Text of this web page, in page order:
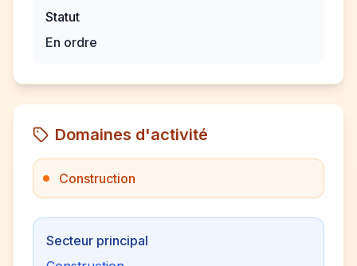
Statut
En ordre
Domaines d'activité
Construction
Secteur principal